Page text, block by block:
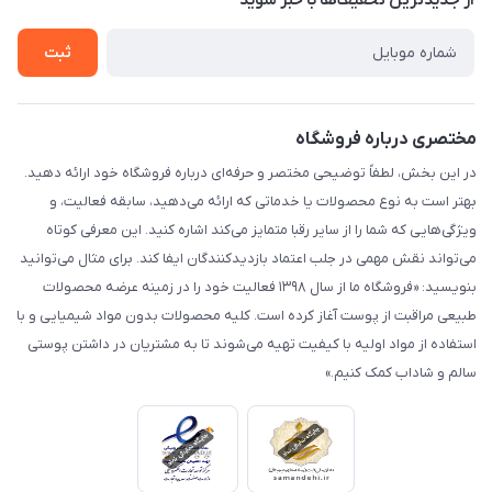
راهنما
ثبت
مختصری درباره فروشگاه
در این بخش، لطفاً توضیحی مختصر و حرفه‌ای درباره فروشگاه خود ارائه دهید.
بهتر است به نوع محصولات یا خدماتی که ارائه می‌دهید، سابقه فعالیت، و
ویژگی‌هایی که شما را از سایر رقبا متمایز می‌کند اشاره کنید. این معرفی کوتاه
می‌تواند نقش مهمی در جلب اعتماد بازدیدکنندگان ایفا کند. برای مثال می‌توانید
بنویسید: «فروشگاه ما از سال ۱۳۹۸ فعالیت خود را در زمینه عرضه محصولات
طبیعی مراقبت از پوست آغاز کرده است. کلیه محصولات بدون مواد شیمیایی و با
استفاده از مواد اولیه با کیفیت تهیه می‌شوند تا به مشتریان در داشتن پوستی
سالم و شاداب کمک کنیم.»